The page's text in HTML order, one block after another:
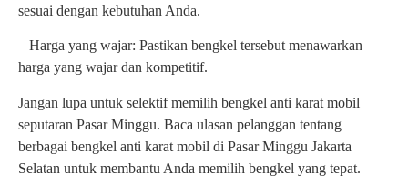
sesuai dengan kebutuhan Anda.
– Harga yang wajar: Pastikan bengkel tersebut menawarkan
harga yang wajar dan kompetitif.
Jangan lupa untuk selektif memilih bengkel anti karat mobil
seputaran Pasar Minggu. Baca ulasan pelanggan tentang
berbagai bengkel anti karat mobil di Pasar Minggu Jakarta
Selatan untuk membantu Anda memilih bengkel yang tepat.